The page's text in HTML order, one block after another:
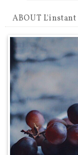
ABOUT L'instant